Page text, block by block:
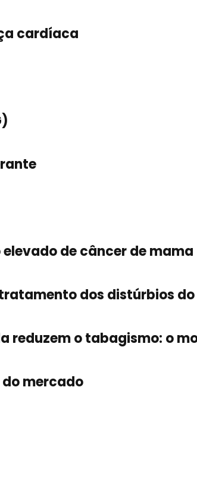
cardíaca
de câncer de mama
dos distúrbios
o tabagismo: o
mercado